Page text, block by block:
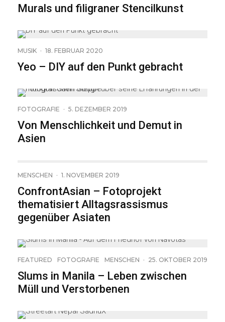
Murals und filigraner Stencilkunst
MUSIK · 18. FEBRUAR 2020
Yeo – DIY auf den Punkt gebracht
19
FOTOGRAFIE · 5. DEZEMBER 2019
Von Menschlichkeit und Demut in
Asien
MENSCHEN · 1. NOVEMBER 2019
ConfrontAsian – Fotoprojekt
thematisiert Alltagsrassismus
gegenüber Asiaten
11
FEATURED FOTOGRAFIE MENSCHEN · 25. OKTOBER 2019
Slums in Manila – Leben zwischen
Müll und Verstorbenen